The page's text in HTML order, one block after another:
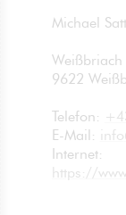
Michael
Weißbriach
9622
Telefon:
E-Mail:
info
no
spam
Internet:
https://